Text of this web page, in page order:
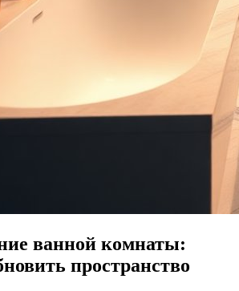
ванной комнаты:
пространство